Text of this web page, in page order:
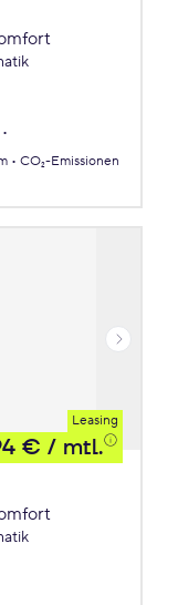
CO₂-Emissionen
Leasing
€ / mtl.